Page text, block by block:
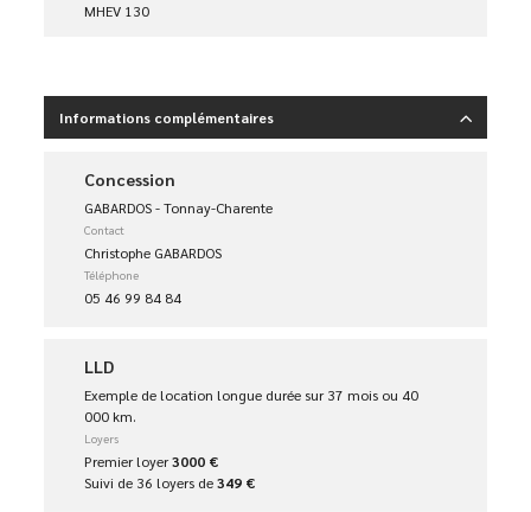
MHEV 130
Informations complémentaires
Concession
GABARDOS - Tonnay-Charente
Contact
Christophe GABARDOS
Téléphone
05 46 99 84 84
LLD
Exemple de location longue durée sur 37 mois ou 40
000 km.
Loyers
Premier loyer3000 €
Suivi de 36 loyers de349 €